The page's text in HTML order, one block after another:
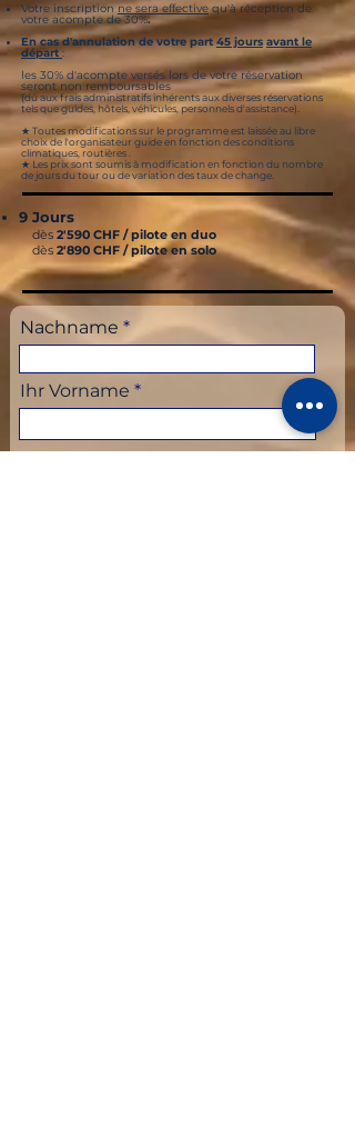
Votre inscriptionne sera effectivequ'à réception de
votre acompte de 30%.
En cas d'annulation de votre part45 jours avant le
départ :
les 30% d'acompte versés lors de votre réservation
seront non remboursables
(dû aux frais administratifs inhérents aux diverses réservations
tels que guides, hôtels, véhicules, personnels d'assistance).
★ Toutes modifications sur le programme est laissée au libre
choix de l'organisateur guide en fonction des conditions
climatiques, routières .
★ Les prix sont soumis à modification en fonction du nombre
de jours du tour ou de variation des taux de change.
9 Jours
dès 2'590 CHF / pilote en duo
dès 2'890 CHF / pilote en solo
Nachname
Ihr Vorname